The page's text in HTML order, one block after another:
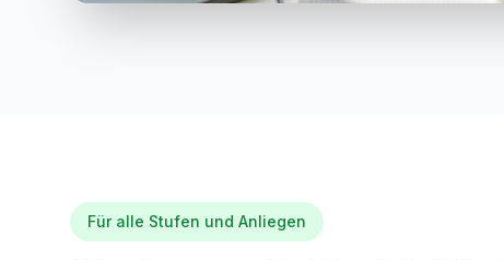
Für alle Stufen und Anliegen